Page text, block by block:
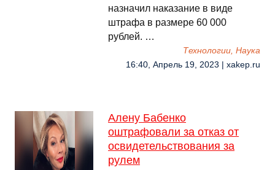
назначил наказание в виде
штрафа в размере 60 000
рублей. …
Технологии, Наука
16:40, Апрель 19, 2023 | xakep.ru
Алену Бабенко
оштрафовали за отказ от
освидетельствования за
рулем